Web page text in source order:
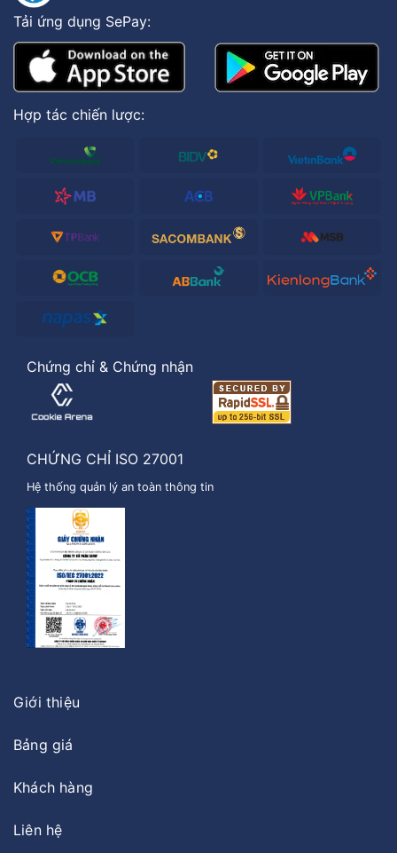
Tải ứng dụng SePay:
Hợp tác chiến lược:
Chứng chỉ & Chứng nhận
CHỨNG CHỈ ISO 27001
Hệ thống quản lý an toàn thông tin
Giới thiệu
Bảng giá
Khách hàng
Liên hệ